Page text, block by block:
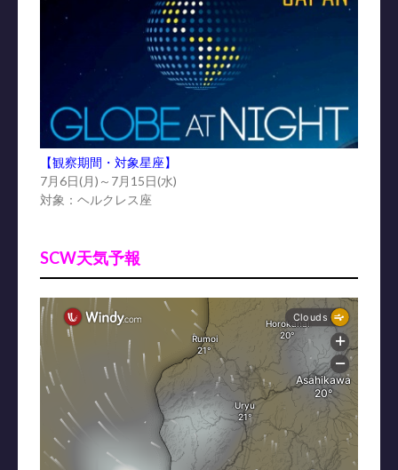
【観察期間・対象星座】
7月6日(月)～7月15日(水)
対象：ヘルクレス座
SCW天気予報